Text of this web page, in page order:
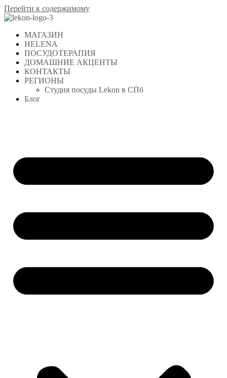
Перейти к содержимому
МАГАЗИН
HELENA
ПОСУДОТЕРАПИЯ
ДОМАШНИЕ АКЦЕНТЫ
КОНТАКТЫ
РЕГИОНЫ
Студия посуды Lekon в СПб
Блог